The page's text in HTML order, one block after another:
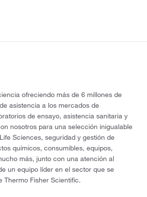
ofreciendo más de 6 millones de
asistencia a los mercados de
de ensayo, asistencia sanitaria y
nosotros para una selección inigualable
Sciences, seguridad y gestión de
químicos, consumibles, equipos,
más, junto con una atención al
un equipo líder en el sector que se
Thermo Fisher Scientific.